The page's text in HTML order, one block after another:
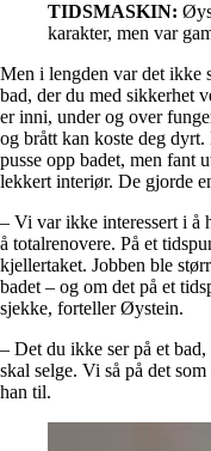
TIDSMASKIN:
karakter, men var
Men i lengden var det ikke
bad, der du med sikkerhet
er inni, under og over
og brått kan koste deg
pusse opp badet, men fant
lekkert interiør. De gjorde
– Vi var ikke interessert i å
å totalrenovere. På et
kjellertaket. Jobben ble
badet – og om det på et
sjekke, forteller Øystein.
– Det du ikke ser på et
skal selge. Vi så på det
han til.